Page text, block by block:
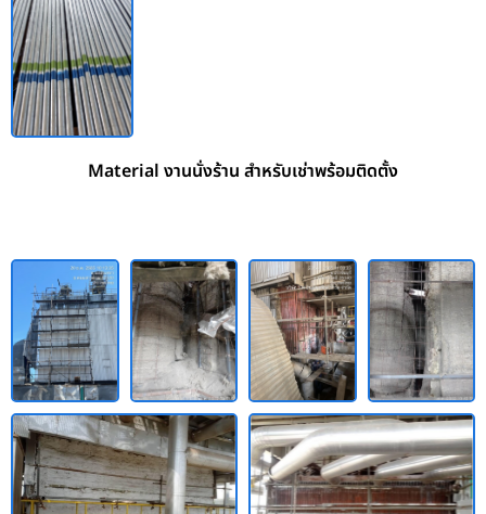
Material งานนั่งร้าน สำหรับเช่าพร้อมติดตั้ง